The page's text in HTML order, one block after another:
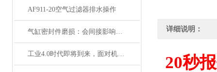
AF911-20空气过滤器排水操作
气缸密封件磨损：会间接影响电磁阀与锁定阀的性能吗
工业4.0时代即将到来，面对机遇与挑战，日本SMC该如何应对？
详细说明：
20秒